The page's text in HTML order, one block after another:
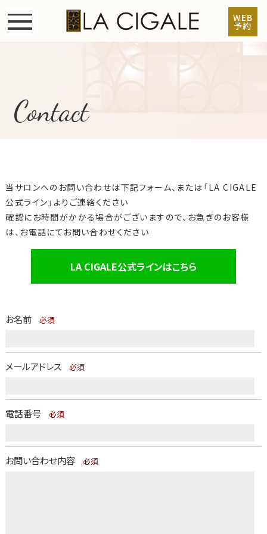
Staff
Information
Staff Blog
横浜市港北区大倉山1-29-11-1F
Tel. 045-718-6631
WEB
予約
Contact
当サロンへのお問い合わせは下記フォーム、または「LA CIGALE
公式ライン」よりご連絡ください
確認にお時間がかかる場合がございますので、お急ぎのお客様
は、お電話にてお問い合わせください
LA CIGALE公式ラインはこちら
お名前 必須
メールアドレス 必須
電話番号 必須
お問い合わせ内容 必須